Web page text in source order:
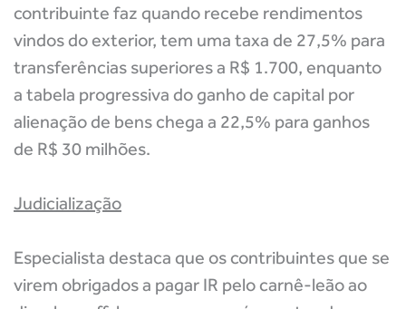
contribuinte faz quando recebe rendimentos
vindos do exterior, tem uma taxa de 27,5% para
transferências superiores a R$ 1.700, enquanto
a tabela progressiva do ganho de capital por
alienação de bens chega a 22,5% para ganhos
de R$ 30 milhões.
Judicialização
Especialista destaca que os contribuintes que se
virem obrigados a pagar IR pelo carnê-leão ao